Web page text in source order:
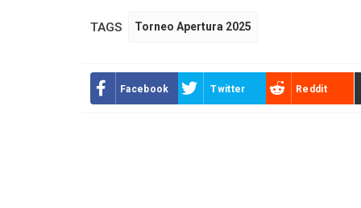
TAGS Torneo Apertura 2025
Facebook Twitter Reddit